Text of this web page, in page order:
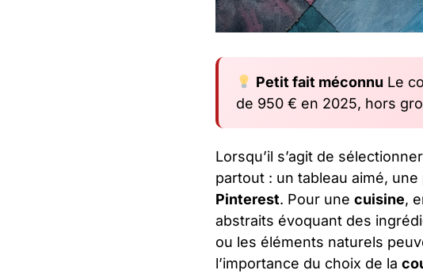
Petit fait méconnu Le
de 950 € en 2025, hors
Lorsqu’il s’agit de
partout : un tableau aimé,
Pinterest. Pour une cuisine,
abstraits évoquant des
ou les éléments naturels
l’importance du choix de la